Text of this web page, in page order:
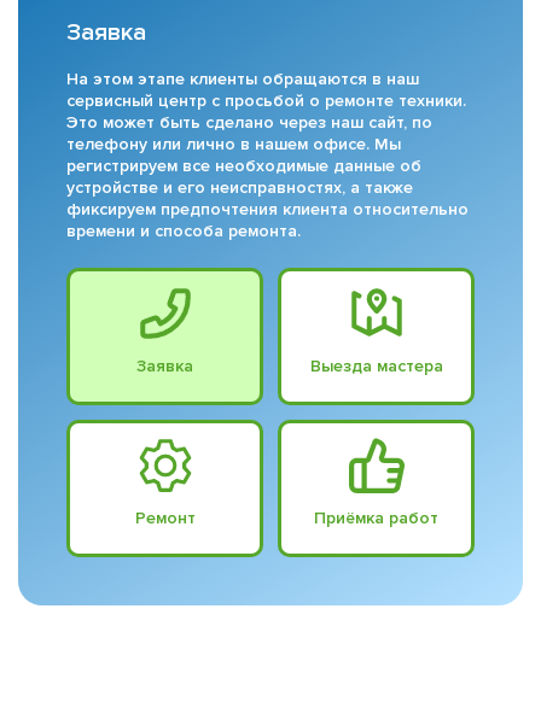
Заявка
На этом этапе клиенты обращаются в наш
сервисный центр с просьбой о ремонте техники.
Это может быть сделано через наш сайт, по
телефону или лично в нашем офисе. Мы
регистрируем все необходимые данные об
устройстве и его неисправностях, а также
фиксируем предпочтения клиента относительно
времени и способа ремонта.
Заявка Выезда мастера
Ремонт Приёмка работ